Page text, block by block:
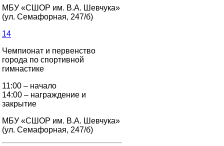
МБУ «СШОР им. В.А. Шевчука»
(ул. Семафорная, 247/б)
14
Чемпионат и первенство
города по спортивной
гимнастике
11:00 – начало
14:00 – награждение и
закрытие
МБУ «СШОР им. В.А. Шевчука»
(ул. Семафорная, 247/б)